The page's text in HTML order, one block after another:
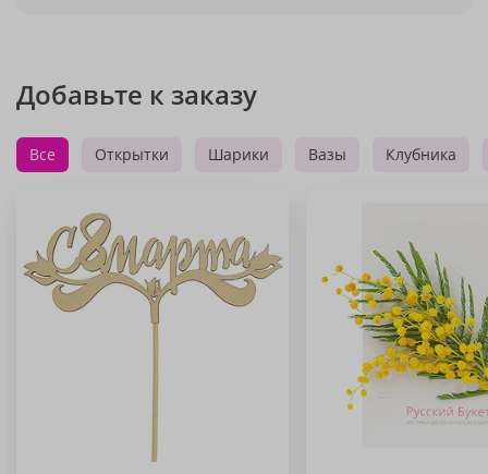
Добавьте к заказу
Все Открытки Шарики Вазы Клубника